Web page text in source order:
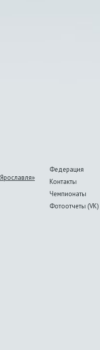
Федерация
Контакты
Чемпионаты
Фотоотчеты (VK)